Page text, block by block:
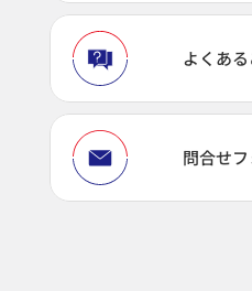
よくあ
問合せ